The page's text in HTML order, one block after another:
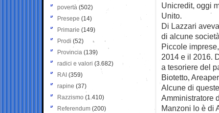
Unicredit, oggi
Unito.
Di Lazzari
di alcune
Piccole
2014 e il 2016.
a tesoriere del
Biotetto,
Alcune di
Amministratore
Manzoni lo è di
povertà (502)
Presepe (14)
Primarie (149)
Prodi (52)
Provincia (139)
radici e valori (3.682)
RAI (359)
rapine (37)
Razzismo (1.410)
Referendum (200)